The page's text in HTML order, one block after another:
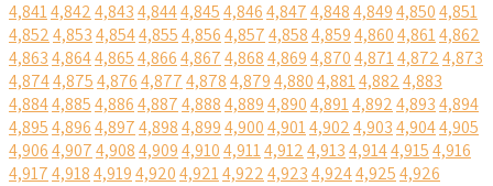
4,8414,8424,8434,8444,8454,8464,8474,8484,8494,8504,851
4,8524,8534,8544,8554,8564,8574,8584,8594,8604,8614,862
4,8634,8644,8654,8664,8674,8684,8694,8704,8714,8724,873
4,8744,8754,8764,8774,8784,8794,8804,8814,8824,883
4,8844,8854,8864,8874,8884,8894,8904,8914,8924,8934,894
4,8954,8964,8974,8984,8994,9004,9014,9024,9034,9044,905
4,9064,9074,9084,9094,9104,9114,9124,9134,9144,9154,916
4,9174,9184,9194,9204,9214,9224,9234,9244,9254,926